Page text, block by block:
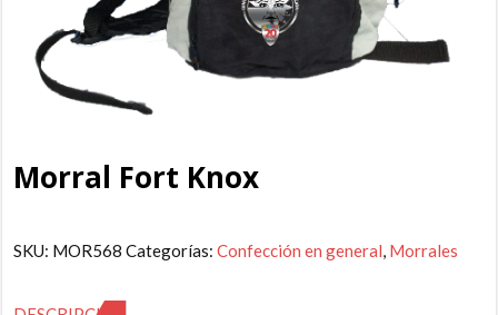
Morral Fort Knox
SKU: MOR568 Categorías:Confección en general, Morrales